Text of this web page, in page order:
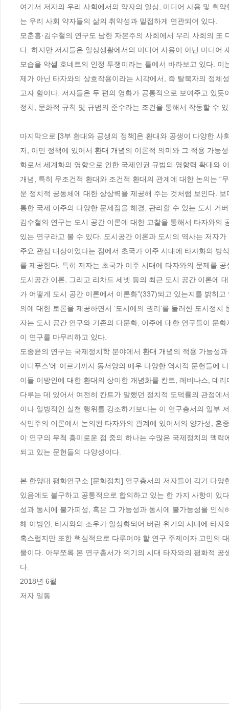
여기서 저자의 우리 사회에서의 약자의 일상, 미디어 사용 및 취
는 우리 사회 약자들의 삶의 취약성과 밀접하게 연관되어 있다.
모춘흥·김수철의 연구도 남한 자본주의 사회에서 우리 사회의
다. 하지만 저자들은 일상생활에서의 미디어 사용이 아닌 미디어
모습을 악셀 호네트의 인정 투쟁이라는 틀에서 바라보고 있다.
제가 아닌 타자와의 상호작용이라는 시각에서, 즉 탈북자의 정체
고자 함이다. 저자들은 두 편의 영화가 공통적으로 보여주고 있
정치, 문화적 규칙 및 규범의 준수라는 조건을 통해서 작동할 수
마지막으로 [3부 환대와 공생의 정책]은 환대와 공생이 다양한
저, 이민 정책에 있어서 환대 개념의 이론적 의미와 그 적용 가능
화로서 세계화의 영향으로 인한 국제인권 규범의 영향력 확대와
개념, 특히 무조건적 환대와 조건적 환대의 관계에 대한 논의는 “
운 정치적 공동체에 대한 상상력을 제공해 주는 것처럼 보인다.
통한 국제 이주의 다양한 문제점을 해결, 관리할 수 있는 도시 거
김수철의 연구는 도시 공간 이론에 대한 고찰을 통해서 타자와의
있는 연구라고 볼 수 있다. 도시공간 이론과 도시의 역사는 저자
주요 관심 대상이었다는 점에서 초국가 이주 시대에 타자화의 방
를 제공한다. 특히 저자는 초국가 이주 시대에 타자와의 문제를
도시공간 이론, 그리고 리차드 세넷 등의 최근 도시 공간 이론에
가 어떻게 도시 공간 이론에서 이론화”(337)되고 있는지를 밝히
의에 대한 토론을 제공하면서 ‘도시에의 권리’를 둘러싼 도시정
자는 도시 공간 연구와 기존의 다문화, 이주에 대한 연구들이 문
이 연구를 마무리하고 있다.
도종윤의 연구는 국제정치학 분야에서 환대 개념의 적용 가능성
이디푸스’에 이르기까지 동서양의 매우 다양한 역사적 문헌들에
이들 이방인에 대한 환대의 상이한 개념화를 칸트, 레비나스, 데
다루는 데 있어서 여전히 칸트가 말했던 정치적 도덕률의 관점에
이나 일방적인 실천 행위를 강조하기보다는 이 연구총서의 일부
식민주의 이론에서 논의된 타자와의 관계에 있어서의 양가성, 혼
이 연구의 무척 흥미로운 점 중의 하나는 수많은 국제정치의 맥
되고 있는 문헌들의 다양성이다.
본 한양대 평화연구소 [문화정치] 연구총서의 저자들이 각기 다
있음에도 불구하고 공통적으로 합의하고 있는 한 가지 사항이 있
성과 동시에 불가피성, 혹은 그 가능성과 동시에 불가능성을 인
해 이방인, 타자와의 조우가 일상화되어 버린 위기의 시대에 타
혹스럽지만 또한 핵심적으로 다루어야 할 연구 주제이자 고민의
물이다. 아무쪼록 본 연구총서가 위기의 시대 타자와의 평화적
다.
2018년 6월
저자 일동